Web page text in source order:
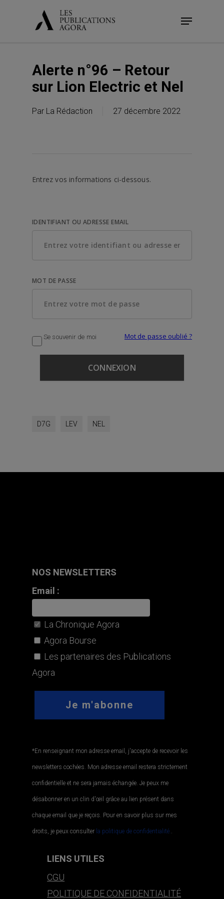
Menu
Alerte n°96 – Retour
sur Lion Electric et Nel
Par La Rédaction 27 décembre 2022
Entrez vos informations ci-dessous.
IDENTIFIANT OU ADRESSE EMAIL
MOT DE PASSE
Se souvenir de moi Mot de passe oublié ?
D7G LEV NEL
NOS NEWSLETTERS
Email :
La Chronique Agora
Agora Bourse
Les partenaires des Publications
Agora
*En renseignant mon adresse email, j'accepte de recevoir les
newsletters cochées. Mon adresse email restera strictement
confidentielle et ne sera jamais échangée. Je peux me
désabonner en un clin d'œil grâce au lien présent dans
chaque email que je reçois. Pour en savoir plus sur mes
droits, je peux consulter la politique de confidentialité..
LIENS UTILES
CGU
POLITIQUE DE CONFIDENTIALITÉ